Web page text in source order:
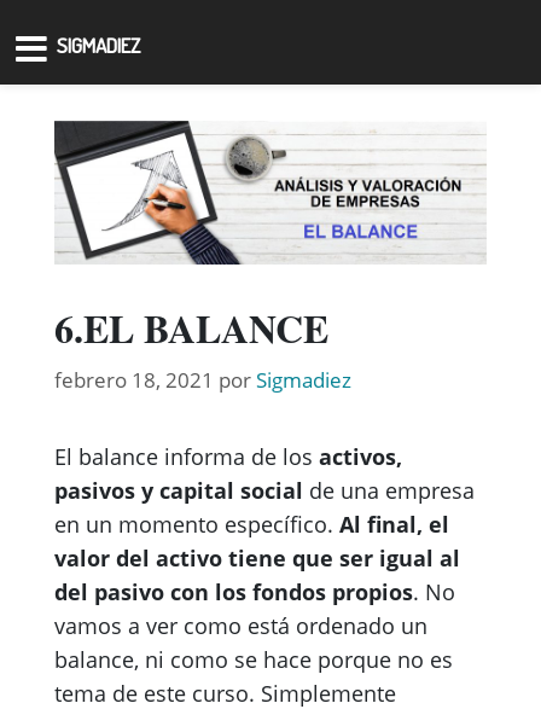
6.EL BALANCE
febrero 18, 2021 porSigmadiez
El balance informa de los activos,
pasivos y capital social de una empresa
en un momento específico. Al final, el
valor del activo tiene que ser igual al
del pasivo con los fondos propios. No
vamos a ver como está ordenado un
balance, ni como se hace porque no es
tema de este curso. Simplemente
SIGMADIEZ